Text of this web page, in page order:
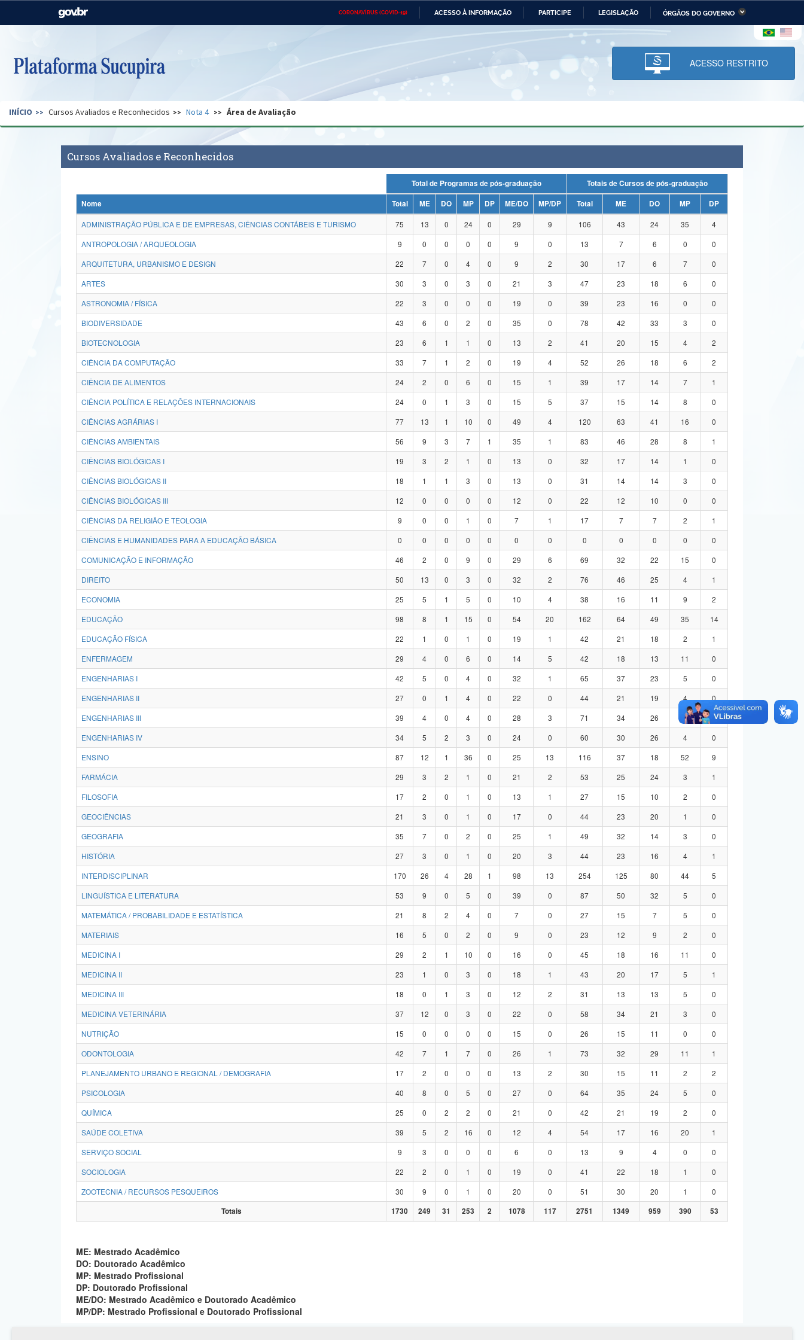
CORONAVÍRUS (COVID-19) ACESSO À INFORMAÇÃO PARTICIPE LEGISLAÇÃO ÓRGÃOS DO GOVERNO
Casa Civil Ministério das Relações Ministério da Economia Ministério da Infraestrutura
Pecuária e Abastecimento
Ministério da Ciência,
Tecnologia, Inovações e
Comunicações
Ministério do Desenvolvimento
Regional e dos Direitos Humanos
Secretaria de Governo Gabinete de Segurança Advocacia-Geral da União Banco Central do Brasil Planalto
ACESSO RESTRITO
INÍCIO Cursos Avaliados e Reconhecidos Nota 4 Área de Avaliação
Cursos Avaliados e Reconhecidos
Total de Programas de pós-graduação
Totais de Cursos de pós-graduação
Nome
Total ME DO MP DP ME/DO MP/DP Total ME DO MP
DP
ADMINISTRAÇÃO PÚBLICA E DE EMPRESAS, CIÊNCIAS CONTÁBEIS E TURISMO
75 13 0 24 0 29 9 106 43 24 35
4
ANTROPOLOGIA / ARQUEOLOGIA
9 0 0 0 0 9 0 13 7 6 0
0
ARQUITETURA, URBANISMO E DESIGN
22 7 0 4 0 9 2 30 17 6 7
0
ARTES
30 3 0 3 0 21 3 47 23 18 6
0
ASTRONOMIA / FÍSICA
22 3 0 0 0 19 0 39 23 16 0
0
BIODIVERSIDADE
43 6 0 2 0 35 0 78 42 33 3
0
BIOTECNOLOGIA
23 6 1 1 0 13 2 41 20 15 4
2
CIÊNCIA DA COMPUTAÇÃO
33 7 1 2 0 19 4 52 26 18 6
2
CIÊNCIA DE ALIMENTOS
24 2 0 6 0 15 1 39 17 14 7
1
CIÊNCIA POLÍTICA E RELAÇÕES INTERNACIONAIS
24 0 1 3 0 15 5 37 15 14 8
0
CIÊNCIAS AGRÁRIAS I
77 13 1 10 0 49 4 120 63 41 16
0
CIÊNCIAS AMBIENTAIS
56 9 3 7 1 35 1 83 46 28 8
1
CIÊNCIAS BIOLÓGICAS I
19 3 2 1 0 13 0 32 17 14 1
0
CIÊNCIAS BIOLÓGICAS II
18 1 1 3 0 13 0 31 14 14 3
0
CIÊNCIAS BIOLÓGICAS III
12 0 0 0 0 12 0 22 12 10 0
0
CIÊNCIAS DA RELIGIÃO E TEOLOGIA
9 0 0 1 0 7 1 17 7 7 2
1
CIÊNCIAS E HUMANIDADES PARA A EDUCAÇÃO BÁSICA
0 0 0 0 0 0 0 0 0 0 0
0
COMUNICAÇÃO E INFORMAÇÃO
46 2 0 9 0 29 6 69 32 22 15
0
DIREITO
50 13 0 3 0 32 2 76 46 25 4
1
ECONOMIA
25 5 1 5 0 10 4 38 16 11 9
2
EDUCAÇÃO
98 8 1 15 0 54 20 162 64 49 35
14
EDUCAÇÃO FÍSICA
22 1 0 1 0 19 1 42 21 18 2
1
ENFERMAGEM
29 4 0 6 0 14 5 42 18 13 11
0
ENGENHARIAS I
42 5 0 4 0 32 1 65 37 23 5
0
ENGENHARIAS II
27 0 1 4 0 22 0 44 21 19 4
0
ENGENHARIAS III
39 4 0 4 0 28 3 71 34 26 8
3
ENGENHARIAS IV
34 5 2 3 0 24 0 60 30 26 4
0
ENSINO
87 12 1 36 0 25 13 116 37 18 52
9
FARMÁCIA
29 3 2 1 0 21 2 53 25 24 3
1
FILOSOFIA
17 2 0 1 0 13 1 27 15 10 2
0
GEOCIÊNCIAS
21 3 0 1 0 17 0 44 23 20 1
0
GEOGRAFIA
35 7 0 2 0 25 1 49 32 14 3
0
HISTÓRIA
27 3 0 1 0 20 3 44 23 16 4
1
INTERDISCIPLINAR
170 26 4 28 1 98 13 254 125 80 44
5
LINGUÍSTICA E LITERATURA
53 9 0 5 0 39 0 87 50 32 5
0
MATEMÁTICA / PROBABILIDADE E ESTATÍSTICA
21 8 2 4 0 7 0 27 15 7 5
0
MATERIAIS
16 5 0 2 0 9 0 23 12 9 2
0
MEDICINA I
29 2 1 10 0 16 0 45 18 16 11
0
MEDICINA II
23 1 0 3 0 18 1 43 20 17 5
1
MEDICINA III
18 0 1 3 0 12 2 31 13 13 5
0
MEDICINA VETERINÁRIA
37 12 0 3 0 22 0 58 34 21 3
0
NUTRIÇÃO
15 0 0 0 0 15 0 26 15 11 0
0
ODONTOLOGIA
42 7 1 7 0 26 1 73 32 29 11
1
PLANEJAMENTO URBANO E REGIONAL / DEMOGRAFIA
17 2 0 0 0 13 2 30 15 11 2
2
PSICOLOGIA
40 8 0 5 0 27 0 64 35 24 5
0
QUÍMICA
25 0 2 2 0 21 0 42 21 19 2
0
SAÚDE COLETIVA
39 5 2 16 0 12 4 54 17 16 20
1
SERVIÇO SOCIAL
9 3 0 0 0 6 0 13 9 4 0
0
SOCIOLOGIA
22 2 0 1 0 19 0 41 22 18 1
0
ZOOTECNIA / RECURSOS PESQUEIROS
30 9 0 1 0 20 0 51 30 20 1
0
Totais
1730 249 31 253 2 1078 117 2751 1349 959 390 53
ME: Mestrado Acadêmico
DO: Doutorado Acadêmico
MP: Mestrado Profissional
DP: Doutorado Profissional
ME/DO: Mestrado Acadêmico e Doutorado Acadêmico
MP/DP: Mestrado Profissional e Doutorado Profissional